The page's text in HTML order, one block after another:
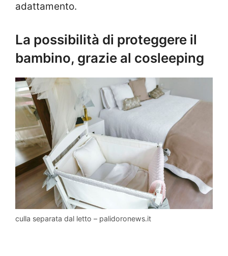
adattamento.
La possibilità di proteggere il
bambino, grazie al cosleeping
culla separata dal letto – palidoronews.it